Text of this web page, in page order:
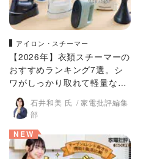
アイロン・スチーマー
【2026年】衣類スチーマーの
おすすめランキング7選。シ
ワがしっかり取れて軽量なの
は？プロが徹底比較
石井和美 氏
家電批評編集
部
NEW